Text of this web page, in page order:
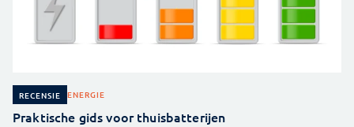
RECENSIE ENERGIE
Praktische gids voor thuisbatterijen